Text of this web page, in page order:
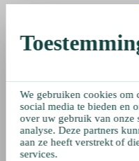
We gebruiken cookies om
social media te bieden en
over uw gebruik van onze
analyse. Deze partners
aan ze heeft verstrekt of
services.